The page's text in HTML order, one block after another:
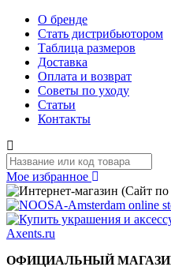
О бренде
Стать дистрибьютором
Таблица размеров
Доставка
Оплата и возврат
Советы по уходу
Статьи
Контакты
Мое избранное
ОФИЦИАЛЬНЫЙ